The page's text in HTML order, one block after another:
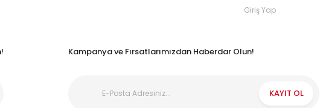
Giriş Yap
Kampanya ve Fırsatlarımızdan Haberdar Olun!
KAYIT OL